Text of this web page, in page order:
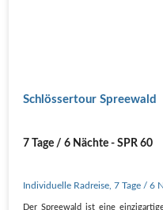
Schlössertour Spreewald
7 Tage / 6 Nächte - SPR 60
Individuelle Radreise ,7 Tage / 6
Der Spreewald ist eine